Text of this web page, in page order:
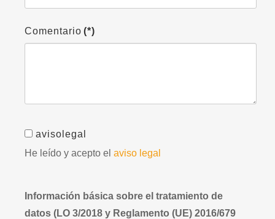
Comentario (*)
avisolegal
He leído y acepto el aviso legal
Información básica sobre el tratamiento de
datos (LO 3/2018 y Reglamento (UE) 2016/679